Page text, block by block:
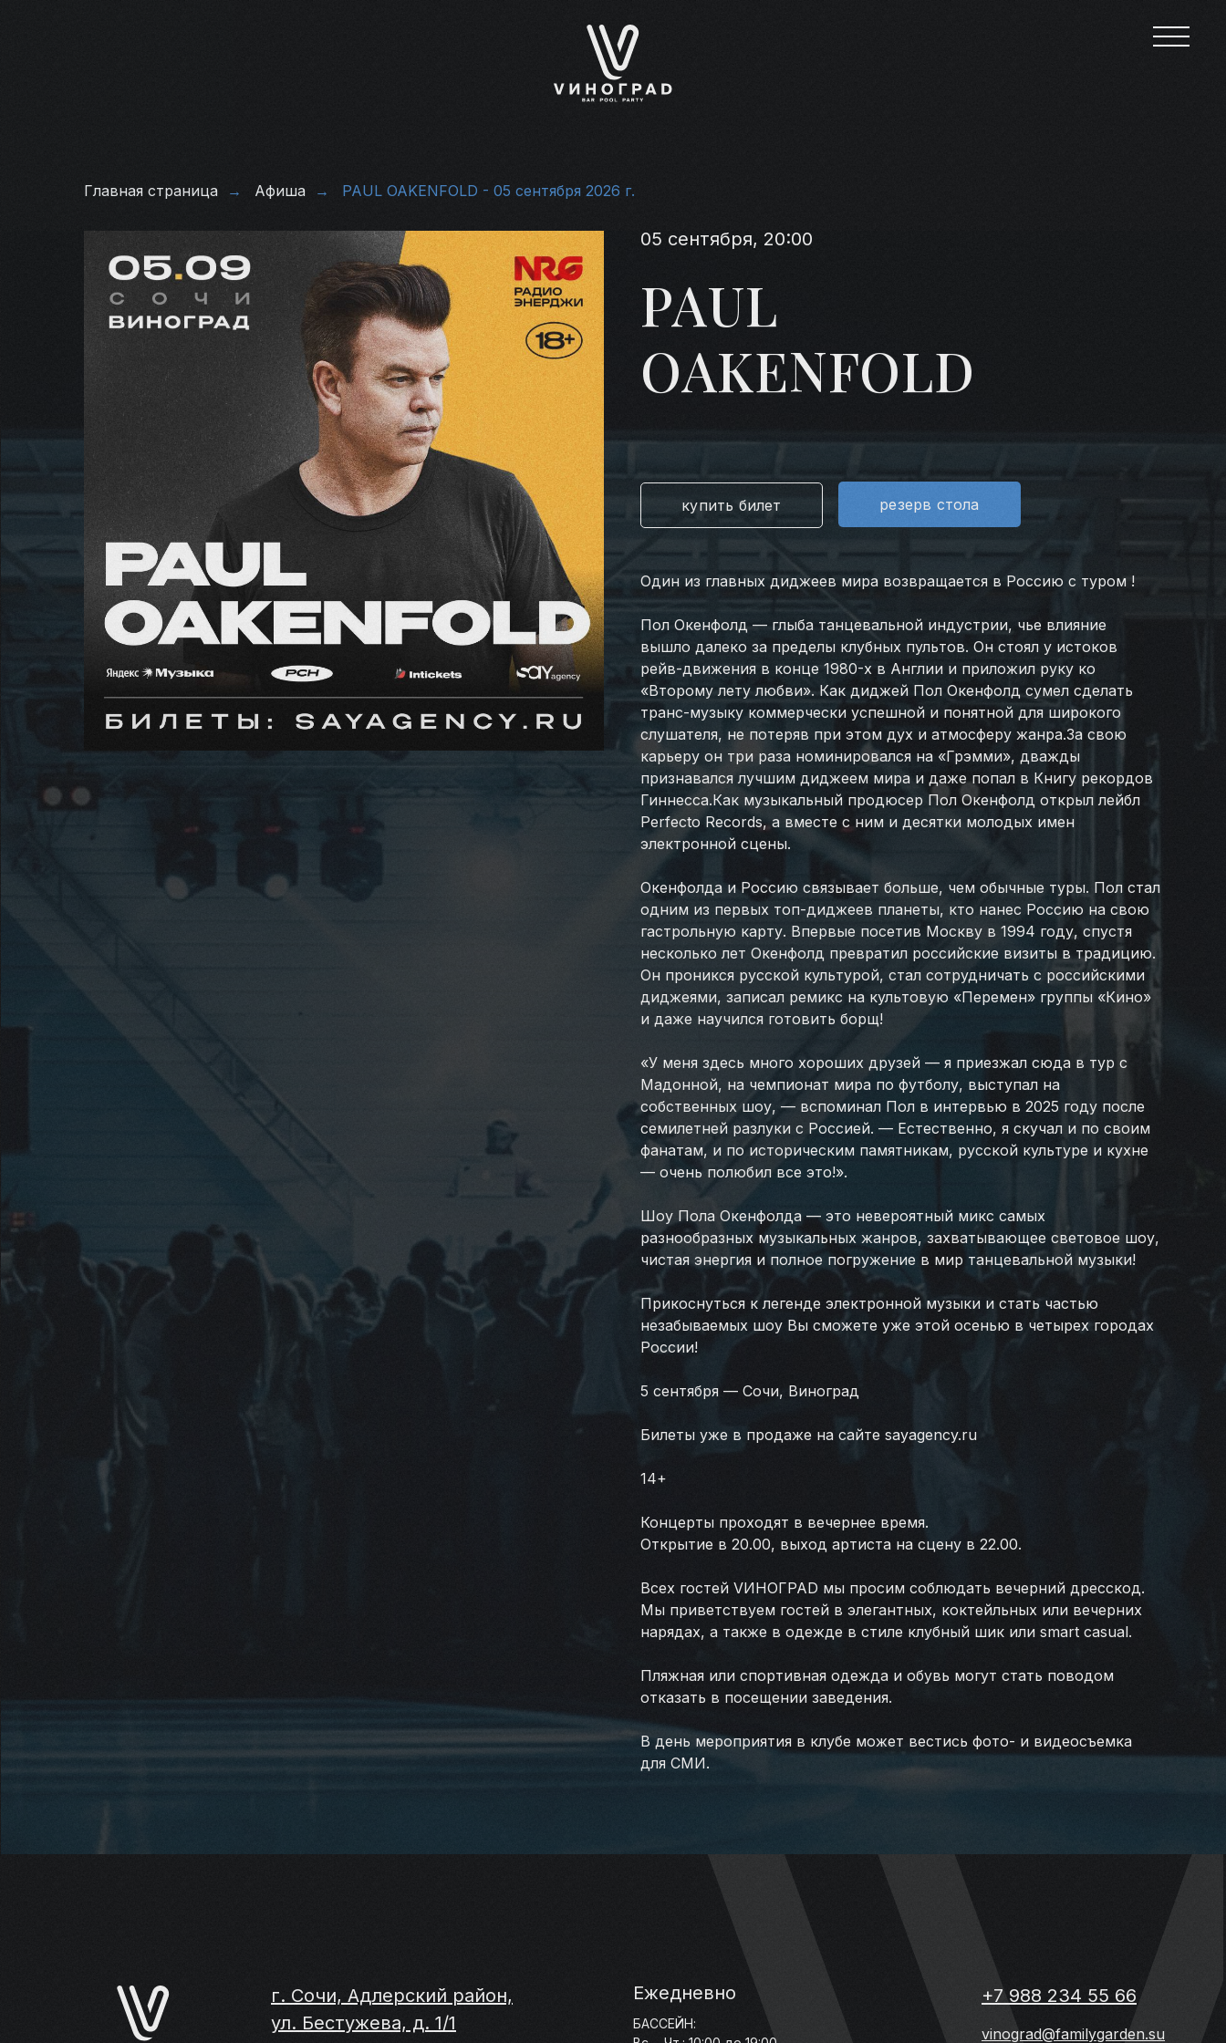
Главная страница → Афиша → PAUL OAKENFOLD - 05 сентября 2026 г.
PAUL
OAKENFOLD
05 сентября, 20:00
Один из главных диджеев мира возвращается в Россию с туром !
Пол Окенфолд — глыба танцевальной индустрии, чье влияние
вышло далеко за пределы клубных пультов. Он стоял у истоков
рейв-движения в конце 1980-х в Англии и приложил руку ко
«Второму лету любви». Как диджей Пол Окенфолд сумел сделать
транс-музыку коммерчески успешной и понятной для широкого
слушателя, не потеряв при этом дух и атмосферу жанра.За свою
карьеру он три раза номинировался на «Грэмми», дважды
признавался лучшим диджеем мира и даже попал в Книгу рекордов
Гиннесса.Как музыкальный продюсер Пол Окенфолд открыл лейбл
Perfecto Records, а вместе с ним и десятки молодых имен
электронной сцены.
Окенфолда и Россию связывает больше, чем обычные туры. Пол стал
одним из первых топ-диджеев планеты, кто нанес Россию на свою
гастрольную карту. Впервые посетив Москву в 1994 году, спустя
несколько лет Окенфолд превратил российские визиты в традицию.
Он проникся русской культурой, стал сотрудничать с российскими
диджеями, записал ремикс на культовую «Перемен» группы «Кино»
и даже научился готовить борщ!
«У меня здесь много хороших друзей — я приезжал сюда в тур с
Мадонной, на чемпионат мира по футболу, выступал на
собственных шоу, — вспоминал Пол в интервью в 2025 году после
семилетней разлуки с Россией. — Естественно, я скучал и по своим
фанатам, и по историческим памятникам, русской культуре и кухне
— очень полюбил все это!».
Шоу Пола Окенфолда — это невероятный микс самых
разнообразных музыкальных жанров, захватывающее световое шоу,
чистая энергия и полное погружение в мир танцевальной музыки!
Прикоснуться к легенде электронной музыки и стать частью
незабываемых шоу Вы сможете уже этой осенью в четырех городах
России!
5 сентября — Сочи, Виноград
Билеты уже в продаже на сайте sayagency.ru
14+
Концерты проходят в вечернее время.
Открытие в 20.00, выход артиста на сцену в 22.00.
Всех гостей VИНОГРАD мы просим соблюдать вечерний дресскод.
Мы приветствуем гостей в элегантных, коктейльных или вечерних
нарядах, а также в одежде в стиле клубный шик или smart casual.
Пляжная или спортивная одежда и обувь могут стать поводом
отказать в посещении заведения.
В день мероприятия в клубе может вестись фото- и видеосъемка
для СМИ.
купить билет резерв стола
Ежедневно
БАССЕЙН:
г. Сочи, Адлерский район,
ул. Бестужева, д. 1/1
+7 988 234 55 66
vinograd@familygarden.su